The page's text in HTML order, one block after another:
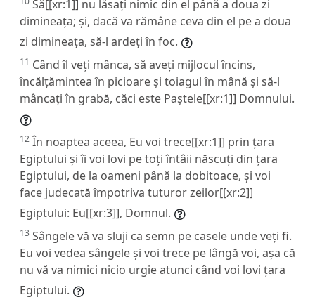
Să[[xr:1]] nu lăsați nimic din el până a doua zi
dimineața; și, dacă va rămâne ceva din el pe a doua
zi dimineața, să-l ardeți în foc.
11 Când îl veți mânca, să aveți mijlocul încins,
încălțămintea în picioare și toiagul în mână și să-l
mâncați în grabă, căci este Paștele[[xr:1]] Domnului.
12 În noaptea aceea, Eu voi trece[[xr:1]] prin țara
Egiptului și îi voi lovi pe toți întâii născuți din țara
Egiptului, de la oameni până la dobitoace, și voi
face judecată împotriva tuturor zeilor[[xr:2]]
Egiptului: Eu[[xr:3]], Domnul.
13 Sângele vă va sluji ca semn pe casele unde veți fi.
Eu voi vedea sângele și voi trece pe lângă voi, așa că
nu vă va nimici nicio urgie atunci când voi lovi țara
Egiptului.